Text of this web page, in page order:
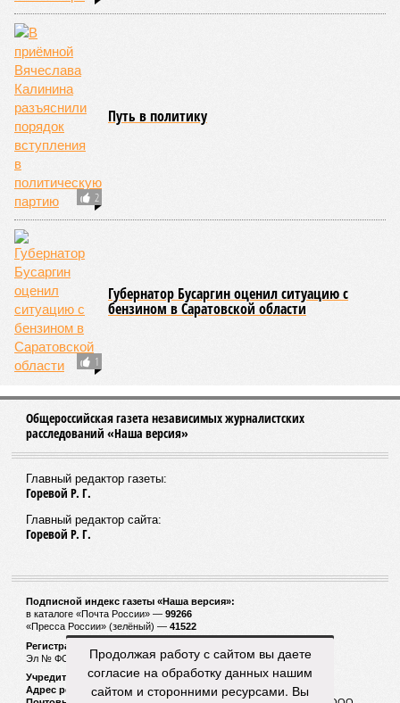
2
Путь в политику
1
Губернатор Бусаргин оценил ситуацию с
бензином в Саратовской области
Общероссийская газета независимых журналистских
расследований «Наша версия»
Главный редактор газеты:
Горевой Р. Г.
Главный редактор сайта:
Горевой Р. Г.
Подписной индекс газеты «Наша версия»:
в каталоге «Почта России» — 99266
«Пресса России» (зелёный) — 41522
Регистрационный номер Роскомнадзора
Эл № ФС77-53847 от 26.04.2013.
Учредитель ООО «Версия»
Адрес редакции:123100, Россия, Москва, улица 1905 года, 7с1
Продолжая работу с сайтом вы даете
согласие на обработку данных нашим
сайтом и сторонними ресурсами. Вы